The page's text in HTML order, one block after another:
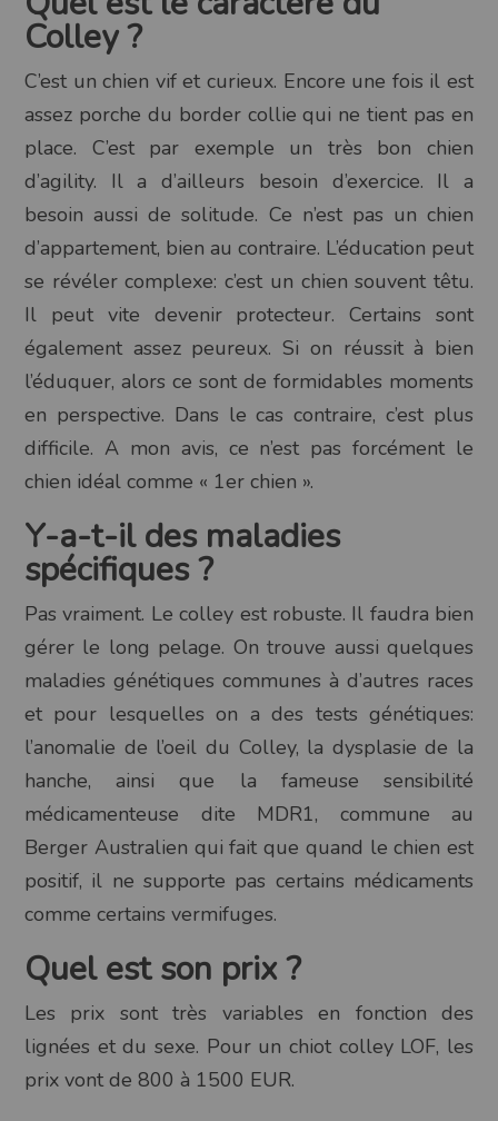
Colley ?
C’est un chien vif et curieux. Encore une fois il est
assez porche du border collie qui ne tient pas en
place. C’est par exemple un très bon chien
d’agility. Il a d’ailleurs besoin d’exercice. Il a
besoin aussi de solitude. Ce n’est pas un chien
d’appartement, bien au contraire. L’éducation peut
se révéler complexe: c’est un chien souvent têtu.
Il peut vite devenir protecteur. Certains sont
également assez peureux. Si on réussit à bien
l’éduquer, alors ce sont de formidables moments
en perspective. Dans le cas contraire, c’est plus
difficile. A mon avis, ce n’est pas forcément le
chien idéal comme « 1er chien ».
Y-a-t-il des maladies
spécifiques ?
Pas vraiment. Le colley est robuste. Il faudra bien
gérer le long pelage. On trouve aussi quelques
maladies génétiques communes à d’autres races
et pour lesquelles on a des tests génétiques:
l’anomalie de l’oeil du Colley, la dysplasie de la
hanche, ainsi que la fameuse sensibilité
médicamenteuse dite MDR1, commune au
Berger Australien qui fait que quand le chien est
positif, il ne supporte pas certains médicaments
comme certains vermifuges.
Quel est son prix ?
Les prix sont très variables en fonction des
lignées et du sexe. Pour un chiot colley LOF, les
prix vont de 800 à 1500 EUR.